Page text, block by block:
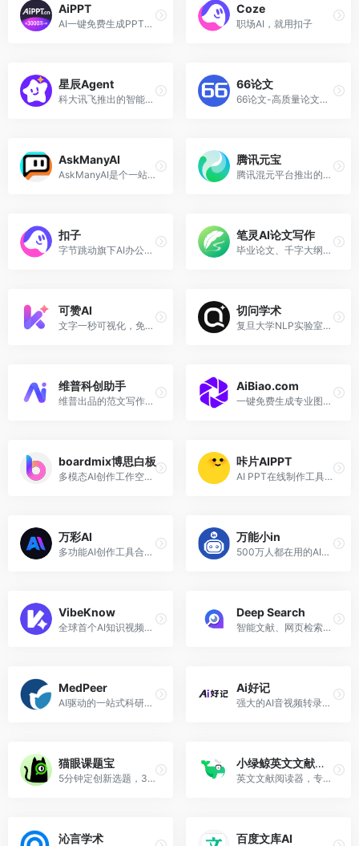
AiPPT
AI一键免费生成PPT，输入主题，3分钟完成PPT制作！
Coze
职场AI，就用扣子
星辰Agent
科大讯飞推出的智能体Agent开发平台，助力开发者快速搭建生产级智能体
66论文
66论文-高质量论文写作
AskManyAI
AskManyAI是个一站式AI聚合平台，集成了国内外多个主流顶尖AI大模型
腾讯元宝
腾讯混元平台推出的AI助手
扣子
字节跳动旗下AI办公伙伴
笔灵AI论文写作
毕业论文、千字大纲免费生成，几万字专业初稿，答辩PPT一键生成，更可根据导师要求无限改稿！
可赞AI
文字一秒可视化，免费AI办公神器
切问学术
复旦大学NLP实验室开发的全流程科研助手
维普科创助手
维普出品的范文写作、智能选题、文献综述、学术问答AI平台
AiBiao.com
一键免费生成专业图表，只需输入文字，即可让文档与图表创作更高效
boardmix博思白板
多模态AI创作工作空间，集AIGC、一键PPT、思维导图、笔记文档多种创意表达能力于一体
咔片AIPPT
AI PPT在线制作工具，快速产出高质量PPT！
万彩AI
多功能AI创作工具合集，支持AI写作、AI换脸、AI数字人等
万能小in
500万人都在用的AI论文专家，一键创作万字论文，可创作百万字图书专著。全面接入Deepseek模型，支持联网搜索+个人知识库搜索+参考文献上传，标准学术格式。
VibeKnow
全球首个AI知识视频创作平台，文档、文章、网页，一键生成视频
Deep Search
智能文献、网页检索与分析工具。AI赋能，洞悉万象，让知识检索与总结触手可及
MedPeer
AI驱动的一站式科研服务平台
Ai好记
强大的AI音视频转录与总结工具
猫眼课题宝
5分钟定创新选题，3步生成高质量标书！
小绿鲸英文文献阅读器
英文文献阅读器，专注提高SCI阅读效率
沁言学术 百度文库AI